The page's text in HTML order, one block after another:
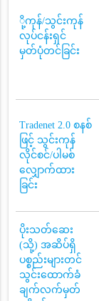
ို့ကုန်/သွင်းကုန်
လုပ်ငန်းရှင်
မှတ်ပုံတင်ခြင်း
Tradenet 2.0 စနစ်
ဖြင့် သွင်းကုန်
လိုင်စင်/ပါမစ်
လျှောက်ထား
ခြင်း
ပိုးသတ်ဆေး
(သို့) အဆိပ်ရှိ
ပစ္စည်းများတင်
သွင်းထောက်ခံ
ချက်လက်မှတ်